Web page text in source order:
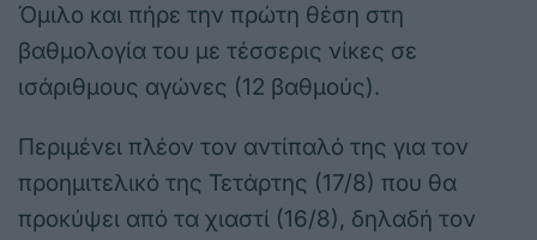
Όμιλο και πήρε την πρώτη θέση στη
βαθμολογία του με τέσσερις νίκες σε
ισάριθμους αγώνες (12 βαθμούς).
Περιμένει πλέον τον αντίπαλό της για τον
προημιτελικό της Τετάρτης (17/8) που θα
προκύψει από τα χιαστί (16/8), δηλαδή τον